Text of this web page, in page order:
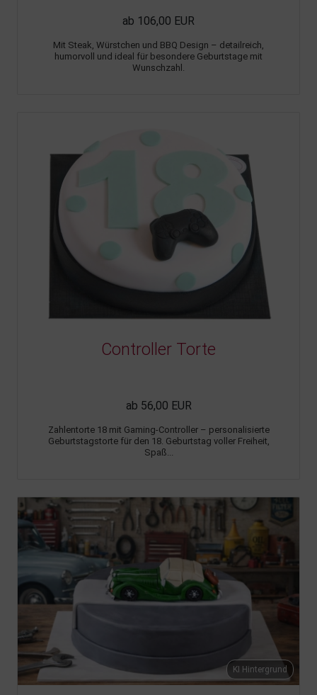
ab 106,00 EUR
Mit Steak, Würstchen und BBQ Design – detailreich,
humorvoll und ideal für besondere Geburtstage mit
Wunschzahl.
Controller Torte
ab 56,00 EUR
Zahlentorte 18 mit Gaming-Controller – personalisierte
Geburtstagstorte für den 18. Geburtstag voller Freiheit,
Spaß...
KI Hintergrund